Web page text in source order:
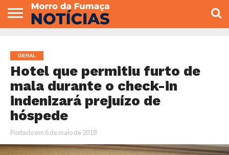
VEREADORES
GERAL
Hotel que permitiu furto de
mala durante o check-in
indenizará prejuízo de
hóspede
Postado em 6 de maio de 2018